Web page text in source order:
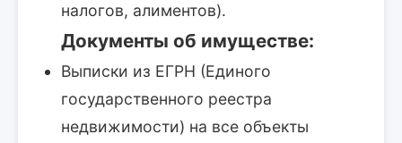
налогов, алиментов).
Документы об имуществе:
Выписки из ЕГРН (Единого
государственного реестра
недвижимости) на все объекты